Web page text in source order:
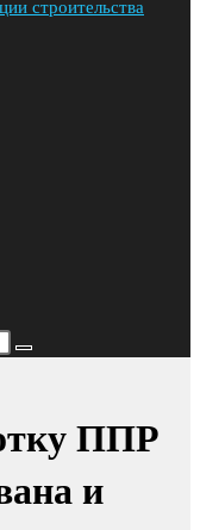
строительства
ППР
и